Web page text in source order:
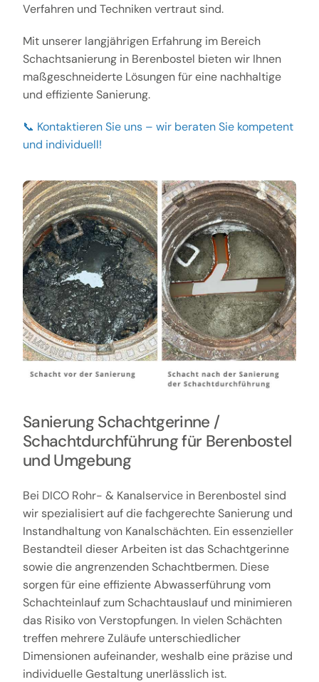
Verfahren und Techniken vertraut sind.
Mit unserer langjährigen Erfahrung im Bereich
Schachtsanierung in Berenbostel bieten wir Ihnen
maßgeschneiderte Lösungen für eine nachhaltige
und effiziente Sanierung.
📞 Kontaktieren Sie uns – wir beraten Sie kompetent
und individuell!
Sanierung Schachtgerinne /
Schachtdurchführung für Berenbostel
und Umgebung
Bei DICO Rohr- & Kanalservice in Berenbostel sind
wir spezialisiert auf die fachgerechte Sanierung und
Instandhaltung von Kanalschächten. Ein essenzieller
Bestandteil dieser Arbeiten ist das Schachtgerinne
sowie die angrenzenden Schachtbermen. Diese
sorgen für eine effiziente Abwasserführung vom
Schachteinlauf zum Schachtauslauf und minimieren
das Risiko von Verstopfungen. In vielen Schächten
treffen mehrere Zuläufe unterschiedlicher
Dimensionen aufeinander, weshalb eine präzise und
individuelle Gestaltung unerlässlich ist.